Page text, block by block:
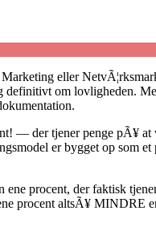
eller
definitivt om lovligheden.
— der tjener penge pÃ¥ at
er bygget op som
procent, der faktisk
procent altsÃ¥